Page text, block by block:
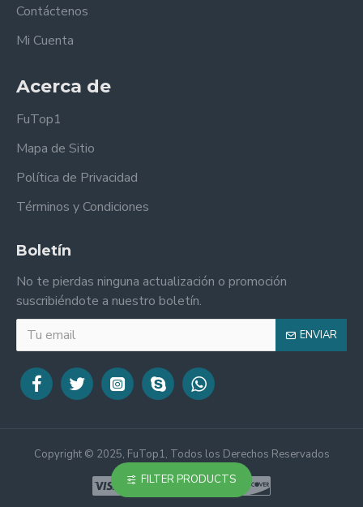
Contáctenos
Mi Cuenta
Acerca de
FuTop1
Mapa de Sitio
Política de Privacidad
Términos y Condiciones
Boletín
No te pierdas ninguna actualización o promoción
suscribiéndote a nuestro boletín.
ENVIAR
Copyright © 2025, FuTop1, Todos los Derechos Reservados
FILTER PRODUCTS